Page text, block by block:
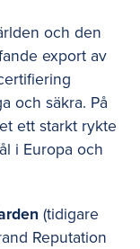
och den
export av
och säkra. På
ett starkt rykte
i Europa och
(tidigare
Reputation